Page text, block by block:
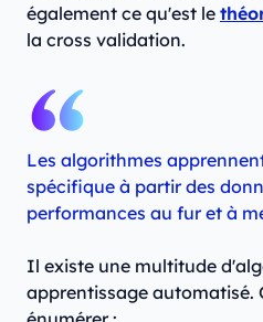
également ce qu'est le
la cross validation.
Les algorithmes
spécifique à partir des
performances au fur et à
Il existe une multitude
apprentissage automatisé.